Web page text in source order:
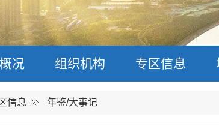
况 组织机构 专区信息
信息 年鉴/大事记